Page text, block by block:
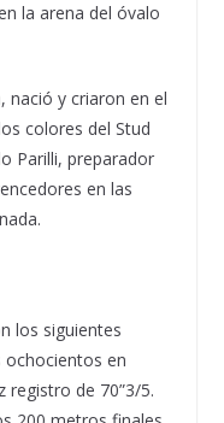
la arena del óvalo
nació y criaron en el
colores del Stud
Parilli, preparador
en las
los siguientes
ochocientos en
registro de 70”3/5.